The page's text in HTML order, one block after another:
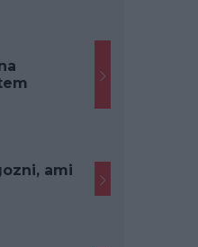
ami